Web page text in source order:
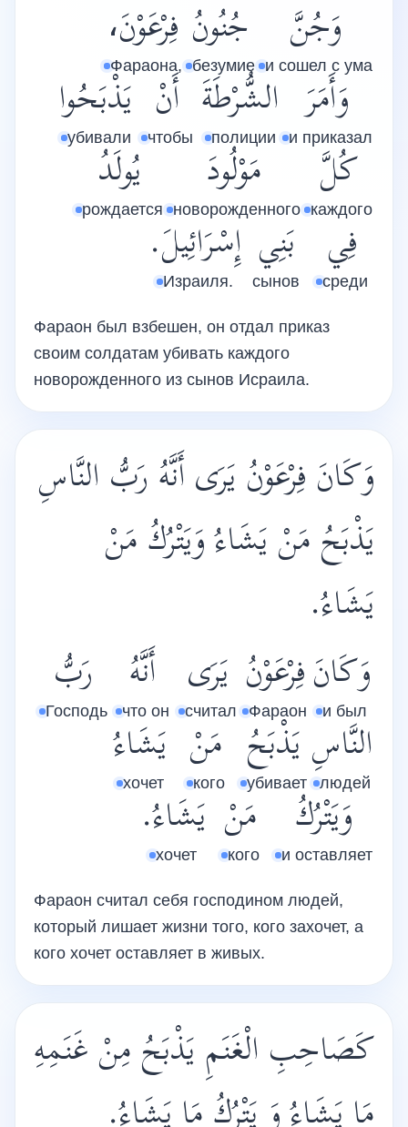
وَجُنَّ
и сошел с ума
جُنُونُ
безумие
فِرْعَوْنَ،
Фараона,
وَأَمَرَ
и приказал
الشُّرْطَةَ
полиции
أَنْ
чтобы
يَذْبَحُوا
убивали
كُلَّ
каждого
مَوْلُودَ
новорожденного
يُولَدُ
рождается
فِي
среди
بَنِي
сынов
إِسْرَائِيلَ.
Израиля.
Фараон был взбешен, он отдал приказ
своим солдатам убивать каждого
новорожденного из сынов Исраила.
وَكَانَ فِرْعَوْنُ يَرَى أَنَّهُ رَبُّ النَّاسِ
يَذْبَحُ مَنْ يَشَاءُ وَيَتْرُكُ مَنْ
يَشَاءُ.
وَكَانَ
и был
فِرْعَوْنُ
Фараон
يَرَى
считал
أَنَّهُ
что он
رَبُّ
Господь
النَّاسِ
людей
يَذْبَحُ
убивает
مَنْ
кого
يَشَاءُ
хочет
وَيَتْرُكُ
и оставляет
مَنْ
кого
يَشَاءُ.
хочет
Фараон считал себя господином людей,
который лишает жизни того, кого захочет, а
кого хочет оставляет в живых.
كَصَاحِبِ الْغَنَمِ يَذْبَحُ مِنْ غَنَمِهِ